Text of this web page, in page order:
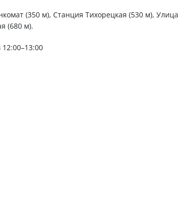
(350 м), Станция Тихорецкая (530 м), Улица
(680 м).